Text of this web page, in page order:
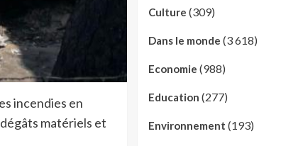
incendies en
matériels et
Culture (309)
Dans le monde (3 618)
Economie (988)
Education (277)
Environnement (193)